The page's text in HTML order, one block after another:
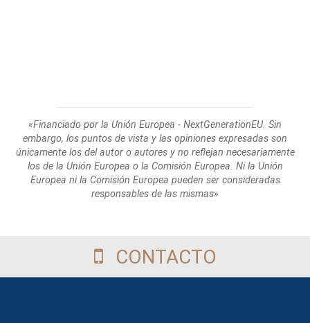
«Financiado por la Unión Europea - NextGenerationEU. Sin
embargo, los puntos de vista y las opiniones expresadas son
únicamente los del autor o autores y no reflejan necesariamente
los de la Unión Europea o la Comisión Europea. Ni la Unión
Europea ni la Comisión Europea pueden ser consideradas
responsables de las mismas»
CONTACTO